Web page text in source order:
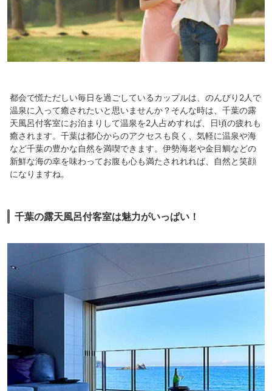
都会で慌ただしい毎日を過ごしているカップルは、のんびり2人で
温泉に入って癒されたいと思いませんか？そんな時は、千葉の露
天風呂付客室にお泊まりして温泉を2人占めすれば、日頃の疲れも
癒されます。千葉は都心からのアクセスも良く、気軽に温泉や海
など千葉の豊かな自然を満喫できます。伊勢海老や金目鯛などの
新鮮な海の幸を味わってお腹も心も満たされれれば、自然と笑顔
になりますね。
千葉の露天風呂付客室は魅力がいっぱい！